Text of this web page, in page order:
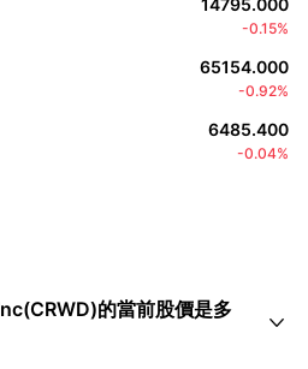
14795.000
-0.15%
65154.000
-0.92%
6485.400
-0.04%
的當前股價是多
